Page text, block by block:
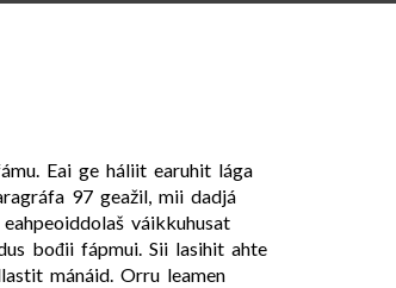
Eai ge háliit earuhit lága
97 geažil, mii dadjá
váikkuhusat
bođii fápmui. Sii lasihit ahte
mánáid. Orru leamen